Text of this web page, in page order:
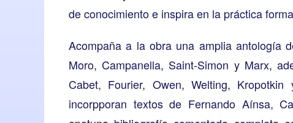
de conocimiento e inspira en la práctica
Acompaña a la obra una amplia antología
Moro, Campanella, Saint-Simon y Marx,
Cabet, Fourier, Owen, Welting,
incorpporan textos de Fernando Aínsa,